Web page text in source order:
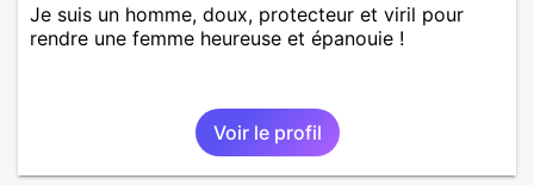
Je suis un homme, doux, protecteur et viril pour
rendre une femme heureuse et épanouie !
Voir le profil